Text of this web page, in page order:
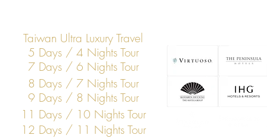
Taiwan Ultra Luxury Travel
5 Days / 4 Nights Tour
7 Days / 6 Nights Tour
8 Days / 7 Nights Tour
9 Days / 8 Nights Tour
11 Days / 10 Nights Tour
12 Days / 11 Nights Tour